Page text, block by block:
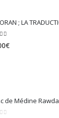
€
de Médine Rawda